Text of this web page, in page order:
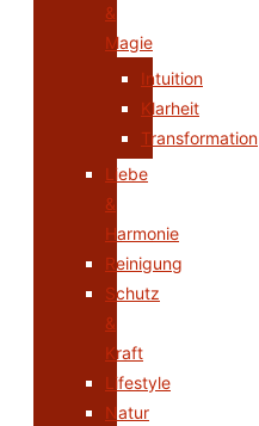
&
Magie
Intuition
Klarheit
Transformation
Liebe
&
Harmonie
Reinigung
Schutz
&
Kraft
Lifestyle
Natur